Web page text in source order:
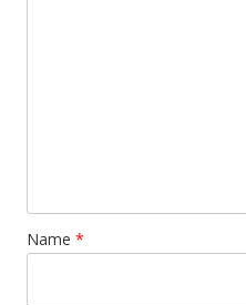
Name *